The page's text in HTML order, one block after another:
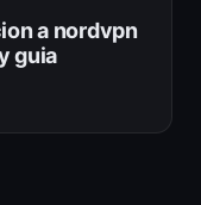
a nordvpn
guia